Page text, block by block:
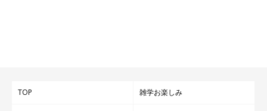
TOP 雑学お楽しみ